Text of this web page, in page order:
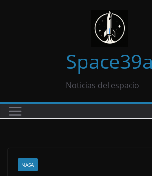
Space39a
Noticias del espacio
NASA